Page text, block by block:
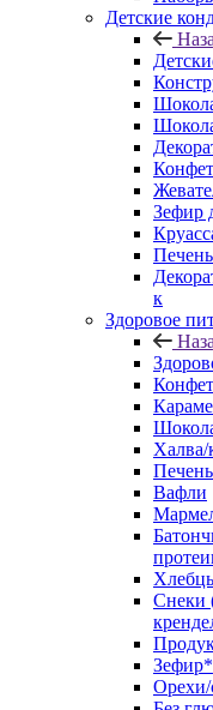
Детские
Зефир
к
Здоровое
Халва/
Вафли
Снеки
Зефир*
Орехи/